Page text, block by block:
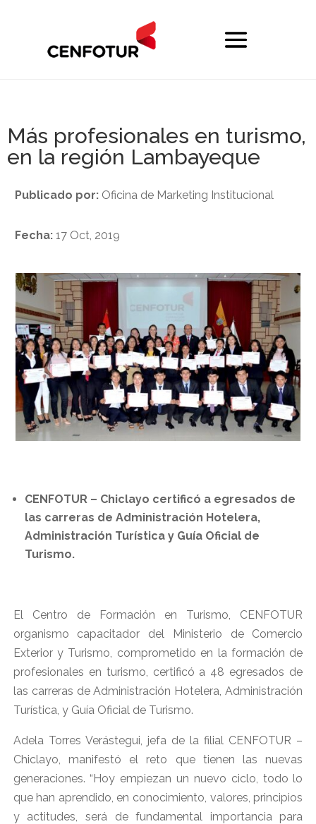
Más profesionales en turismo,
en la región Lambayeque
Publicado por: Oficina de Marketing Institucional
Fecha:17 Oct, 2019
CENFOTUR – Chiclayo certificó a egresados de
las carreras de Administración Hotelera,
Administración Turística y Guía Oficial de
Turismo.
El Centro de Formación en Turismo, CENFOTUR
organismo capacitador del Ministerio de Comercio
Exterior y Turismo, comprometido en la formación de
profesionales en turismo, certificó a 48 egresados de
las carreras de Administración Hotelera, Administración
Turística, y Guía Oficial de Turismo.
Adela Torres Verástegui, jefa de la filial CENFOTUR –
Chiclayo, manifestó el reto que tienen las nuevas
generaciones. “Hoy empiezan un nuevo ciclo, todo lo
que han aprendido, en conocimiento, valores, principios
y actitudes, será de fundamental importancia para